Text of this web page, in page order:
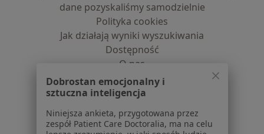
dane pozyskaliśmy samodzielnie
Polityka cookies
Jak działają wyniki wyszukiwania
Dostępność
O nas
Praca Rekrutujemy!
Partnerzy
Kontakt
Dobrostan emocjonalny i
sztuczna inteligencja
Niniejsza ankieta, przygotowana przez
zespół Patient Care Doctoralia, ma na celu